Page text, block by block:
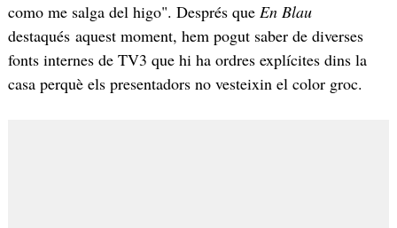
como me salga del higo". Després que En Blau
destaqués aquest moment, hem pogut saber de diverses
fonts internes de TV3 que hi ha ordres explícites dins la
casa perquè els presentadors no vesteixin el color groc.